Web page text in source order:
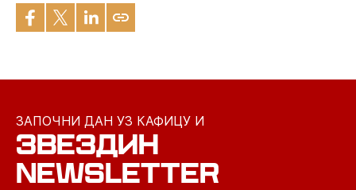
ЗАПОЧНИ ДАН УЗ КАФИЦУ И
ЗВЕЗДИН
NEWSLETTER